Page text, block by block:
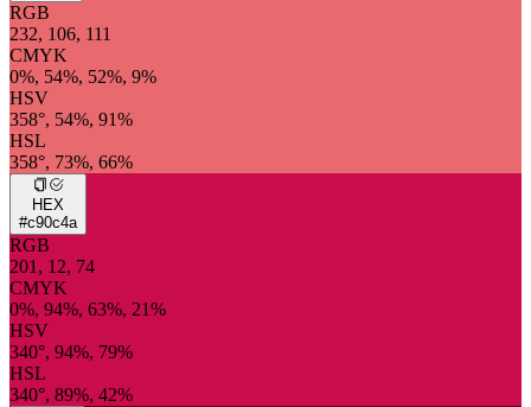
RGB
232, 106, 111
CMYK
0%, 54%, 52%, 9%
HSV
358°, 54%, 91%
HSL
358°, 73%, 66%
HEX
#c90c4a
RGB
201, 12, 74
CMYK
0%, 94%, 63%, 21%
HSV
340°, 94%, 79%
HSL
340°, 89%, 42%